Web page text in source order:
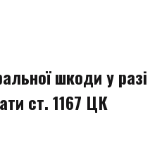
шкоди у разі
ст. 1167 ЦК